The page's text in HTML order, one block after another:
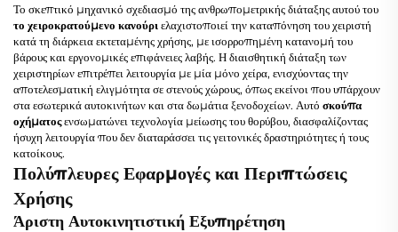
Το σκεπτικό μηχανικό σχεδιασμό της ανθρωπομετρικής διάταξης αυτού του
το χειροκρατούμενο κανούρι ελαχιστοποιεί την καταπόνηση του χειριστή
κατά τη διάρκεια εκτεταμένης χρήσης, με ισορροπημένη κατανομή του
βάρους και εργονομικές επιφάνειες λαβής. Η διαισθητική διάταξη των
χειριστηρίων επιτρέπει λειτουργία με μία μόνο χείρα, ενισχύοντας την
αποτελεσματική ελιγμότητα σε στενούς χώρους, όπως εκείνοι που υπάρχουν
στα εσωτερικά αυτοκινήτων και στα δωμάτια ξενοδοχείων. Αυτό σκούπα
οχήματοςενσωματώνει τεχνολογία μείωσης του θορύβου, διασφαλίζοντας
ήσυχη λειτουργία που δεν διαταράσσει τις γειτονικές δραστηριότητες ή τους
κατοίκους.
Πολύπλευρες Εφαρμογές και Περιπτώσεις
Χρήσης
Άριστη Αυτοκινητιστική Εξυπηρέτηση